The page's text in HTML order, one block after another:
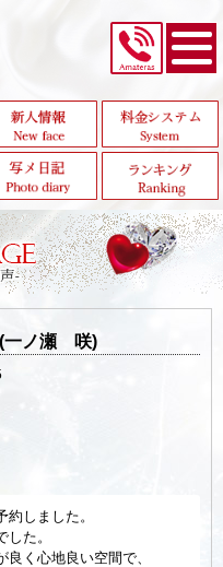
(一ノ瀬 咲)
しました。
た。
く心地良い空間で、